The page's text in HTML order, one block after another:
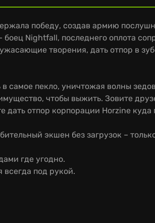
победу, создав армию
Nightfall, последнего оплота
творения, дать отпор в
самое пекло, уничтожая волны
чтобы выжить. Зовите
дать отпор корпорации Horzine куда
экшен без загрузок –
где угодно.
под рукой.